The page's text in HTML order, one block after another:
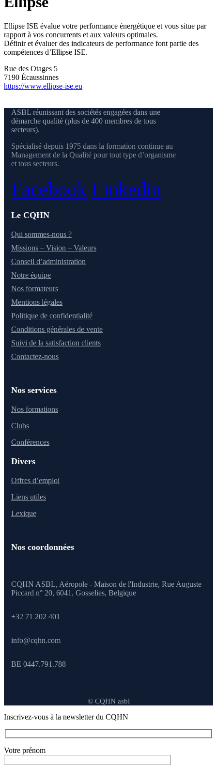
Ellipse ISE évalue votre performance énergétique et vous situe par
rapport à vos concurrents et aux valeurs optimales.
Définir et évaluer des indicateurs de performance font partie des
compétences d’Ellipse ISE.
Rue des Otages 5
7190 Écaussinnes
https://www.ellipse-ise.eu
ASBL réunissant des sociétés engagées dans une
démarche qualité (plus de 400 membres de tous
secteurs).
Spécialisé depuis 1975 dans la formation continue au
Management de la Qualité pour tout type d’organisme
et tous secteurs.
Facebook Linkedin
Le CQHN
Qui sommes-nous ?
Missions – Vision – Valeurs
Conseil d’administration
Notre équipe
Nos formateurs
Mentions légales
Politique de confidentialité
Conditions générales de vente
Suivi de la satisfaction clients
Contactez-nous
Nos services
Nos formations
Clubs
Conférences
Divers
Offres d’emploi
Liens utiles
Lexique
Nos coordonnées
CQHN ASBL, Aéropole - Maison de l'Industrie, Rue Auguste
Piccard n° 20, 6041, Gosselies, Belgique
+32 71 202 401
info@cqhn.com
BE 0447.791.788
© CQHN asbl
Inscrivez-vous à la newsletter du CQHN
Votre prénom